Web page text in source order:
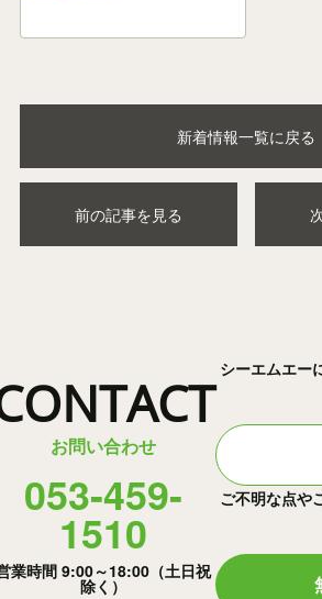
前の記事を見る
新着情報一覧に戻る
お問い合わせ
053-459-
1510
業時間 9:00～18:00（土日祝
除く）
シーエムエー
ご不明な点や